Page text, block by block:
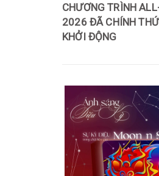
CHƯƠNG TRÌNH
2026 ĐÃ CHÍNH
KHỞI ĐỘNG